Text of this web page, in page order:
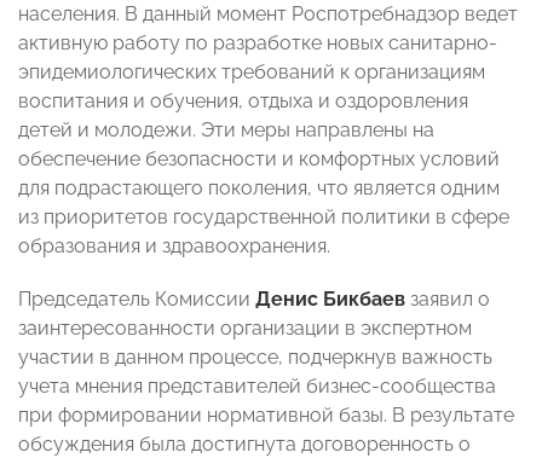
населения. В данный момент Роспотребнадзор ведет
активную работу по разработке новых санитарно-
эпидемиологических требований к организациям
воспитания и обучения, отдыха и оздоровления
детей и молодежи. Эти меры направлены на
обеспечение безопасности и комфортных условий
для подрастающего поколения, что является одним
из приоритетов государственной политики в сфере
образования и здравоохранения.
Председатель Комиссии Денис Бикбаев заявил о
заинтересованности организации в экспертном
участии в данном процессе, подчеркнув важность
учета мнения представителей бизнес-сообщества
при формировании нормативной базы. В результате
обсуждения была достигнута договоренность о